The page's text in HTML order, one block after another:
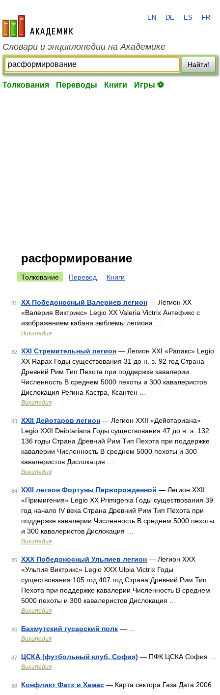
academic.ru
EN DE ES FR
Словари и энциклопедии на Академике
Найти!
Толкования Переводы Книги Игры ⚽
расформирование
Толкование Перевод Книги
81 XX Победоносный Валериев легион — Легион XX
«Валерия Виктрикс» Legio XX Valeria Victrix Антефикс с
изображением кабана эмблемы легиона …
Википедия
82 XXI Стремительный легион — Легион XXI «Рапакс» Legio
XX Rapax Годы существования 31 до н. э. 92 год Страна
Древний Рим Тип Пехота при поддержке кавалерии
Численность В среднем 5000 пехоты и 300 кавалеристов
Дислокация Регина Кастра, Ксантен …
Википедия
83 XXII Дейотаров легион — Легион XXII «Дейотариана»
Legio XXII Deiotariana Годы существования 47 до н. э. 132
136 годы Страна Древний Рим Тип Пехота при поддержке
кавалерии Численность В среднем 5000 пехоты и 300
кавалеристов Дислокация …
Википедия
84 XXII легион Фортуны Перворожденной — Легион XXII
«Примигения» Legio XX Primigenia Годы существования 39
год начало IV века Страна Древний Рим Тип Пехота при
поддержке кавалерии Численность В среднем 5000 пехоты
и 300 кавалеристов Дислокация …
Википедия
85 XXX Победоносный Ульпиев легион — Легион XXX
«Ульпия Виктрикс» Legio XXX Ulpia Victrix Годы
существования 105 год 407 год Страна Древний Рим Тип
Пехота при поддержке кавалерии Численность В среднем
5000 пехоты и 300 кавалеристов Дислокация …
Википедия
86 Бахмутский гусарский полк — …
Википедия
87 ЦСКА (футбольный клуб, София) — ПФК ЦСКА София …
Википедия
88 Конфликт Фатх и Хамас — Карта сектора Газа Дата 2006